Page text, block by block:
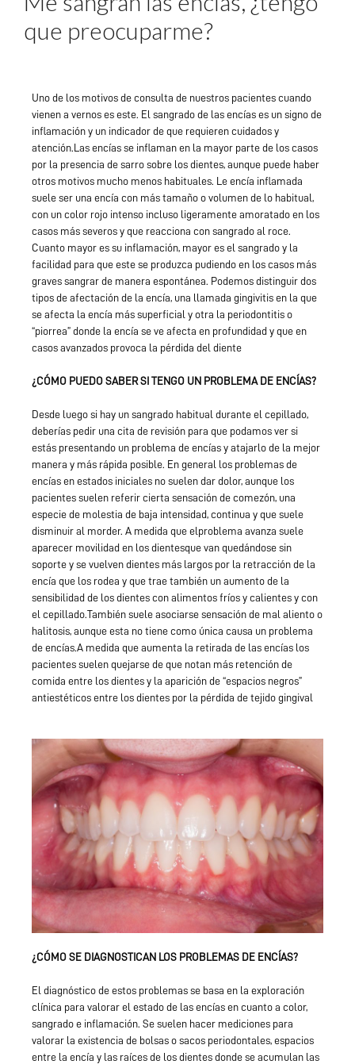
que preocuparme?
Uno de los motivos de consulta de nuestros pacientes cuando
vienen a vernos es este. El sangrado de las encías es un signo de
inflamación y un indicador de que requieren cuidados y
atención.Las encías se inflaman en la mayor parte de los casos
por la presencia de sarro sobre los dientes, aunque puede haber
otros motivos mucho menos habituales. Le encía inflamada
suele ser una encía con más tamaño o volumen de lo habitual,
con un color rojo intenso incluso ligeramente amoratado en los
casos más severos y que reacciona con sangrado al roce.
Cuanto mayor es su inflamación, mayor es el sangrado y la
facilidad para que este se produzca pudiendo en los casos más
graves sangrar de manera espontánea. Podemos distinguir dos
tipos de afectación de la encía, una llamada gingivitis en la que
se afecta la encía más superficial y otra la periodontitis o
“piorrea” donde la encía se ve afecta en profundidad y que en
casos avanzados provoca la pérdida del diente
¿CÓMO PUEDO SABER SI TENGO UN PROBLEMA DE ENCÍAS?
Desde luego si hay un sangrado habitual durante el cepillado,
deberías pedir una cita de revisión para que podamos ver si
estás presentando un problema de encías y atajarlo de la mejor
manera y más rápida posible. En general los problemas de
encías en estados iniciales no suelen dar dolor, aunque los
pacientes suelen referir cierta sensación de comezón, una
especie de molestia de baja intensidad, continua y que suele
disminuir al morder. A medida que elproblema avanza suele
aparecer movilidad en los dientesque van quedándose sin
soporte y se vuelven dientes más largos por la retracción de la
encía que los rodea y que trae también un aumento de la
sensibilidad de los dientes con alimentos fríos y calientes y con
el cepillado.También suele asociarse sensación de mal aliento o
halitosis, aunque esta no tiene como única causa un problema
de encías.A medida que aumenta la retirada de las encías los
pacientes suelen quejarse de que notan más retención de
comida entre los dientes y la aparición de “espacios negros”
antiestéticos entre los dientes por la pérdida de tejido gingival
¿CÓMO SE DIAGNOSTICAN LOS PROBLEMAS DE ENCÍAS?
El diagnóstico de estos problemas se basa en la exploración
clínica para valorar el estado de las encías en cuanto a color,
sangrado e inflamación. Se suelen hacer mediciones para
valorar la existencia de bolsas o sacos periodontales, espacios
entre la encía y las raíces de los dientes donde se acumulan las